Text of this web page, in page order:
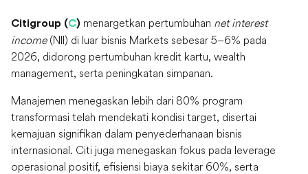
Citigroup (C) menargetkan pertumbuhan net interest
income(NII) di luar bisnis Markets sebesar 5–6% pada
2026, didorong pertumbuhan kredit kartu, wealth
management, serta peningkatan simpanan.
Manajemen menegaskan lebih dari 80% program
transformasi telah mendekati kondisi target, disertai
kemajuan signifikan dalam penyederhanaan bisnis
internasional. Citi juga menegaskan fokus pada leverage
operasional positif, efisiensi biaya sekitar 60%, serta